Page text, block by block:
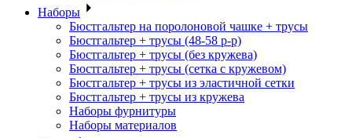
Наборы
Бюстгальтер на поролоновой чашке + трусы
Бюстгальтер + трусы (48-58 р-р)
Бюстгальтер + трусы (без кружева)
Бюстгальтер + трусы (сетка с кружевом)
Бюстгальтер + трусы из эластичной сетки
Бюстгальтер + трусы из кружева
Наборы фурнитуры
Наборы материалов